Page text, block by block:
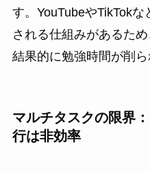
す。YouTubeやTikTok
される仕組みがあるた
結果的に勉強時間が削ら
マルチタスクの限界
行は非効率